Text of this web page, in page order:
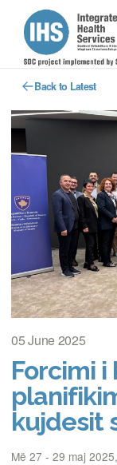
Back to Latest
05 June 2025
Forcimi
kujdesit
Më 27 - 29 maj